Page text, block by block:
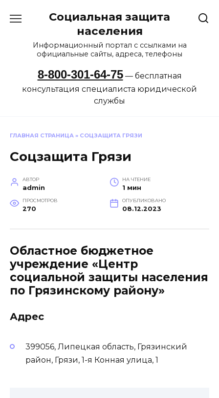
Социальная защита
населения
Информационный портал с ссылками на
официальные сайты, адреса, телефоны
8-800-301-64-75— бесплатная
консультация специалиста юридической
службы
ГЛАВНАЯ СТРАНИЦА » СОЦЗАЩИТА ГРЯЗИ
Соцзащита Грязи
АВТОР
admin
НА ЧТЕНИЕ
1 мин
ПРОСМОТРОВ
270
ОПУБЛИКОВАНО
08.12.2023
Областное бюджетное
учреждение «Центр
социальной защиты населения
по Грязинскому району»
Адрес
399056, Липецкая область, Грязинский
район, Грязи, 1-я Конная улица, 1